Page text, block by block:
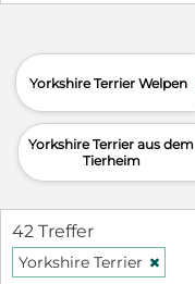
Yorkshire Terrier Welpen
Yorkshire Terrier aus dem
Tierheim
42 Treffer
Yorkshire Terrier H